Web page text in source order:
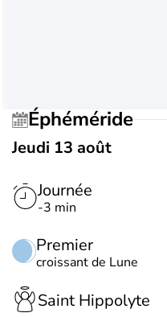
Éphéméride
Jeudi 13 août
Journée
-3 min
Premier
croissant de Lune
Saint Hippolyte